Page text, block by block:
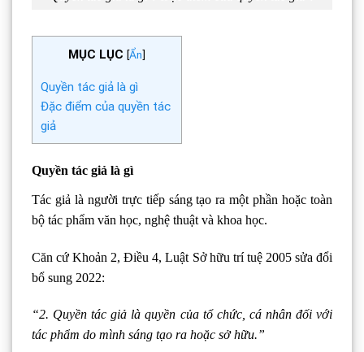
MỤC LỤC [Ẩn]
Quyền tác giả là gì
Đặc điểm của quyền tác
giả
Quyền tác giả là gì
Tác giả là người trực tiếp sáng tạo ra một phần hoặc toàn
bộ tác phẩm văn học, nghệ thuật và khoa học.
Căn cứ Khoản 2, Điều 4, Luật Sở hữu trí tuệ 2005 sửa đổi
bổ sung 2022:
“2. Quyền tác giả là quyền của tổ chức, cá nhân đối với
tác phẩm do mình sáng tạo ra hoặc sở hữu.”